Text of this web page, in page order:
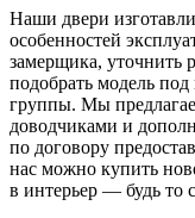
Наши двери
особенностей
замерщика, уточнить
подобрать модель
группы. Мы
доводчиками и
по договору
нас можно купить
в интерьер — будь то